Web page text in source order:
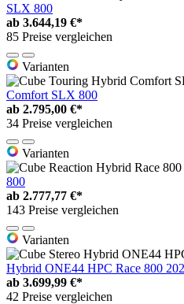
SLX 800
ab 3.644,19 €*
85 Preise vergleichen
Varianten
Comfort SLX 800
ab 2.795,00 €*
34 Preise vergleichen
Varianten
800
ab 2.777,77 €*
143 Preise vergleichen
Varianten
Hybrid ONE44 HPC Race 800
ab 3.699,99 €*
42 Preise vergleichen